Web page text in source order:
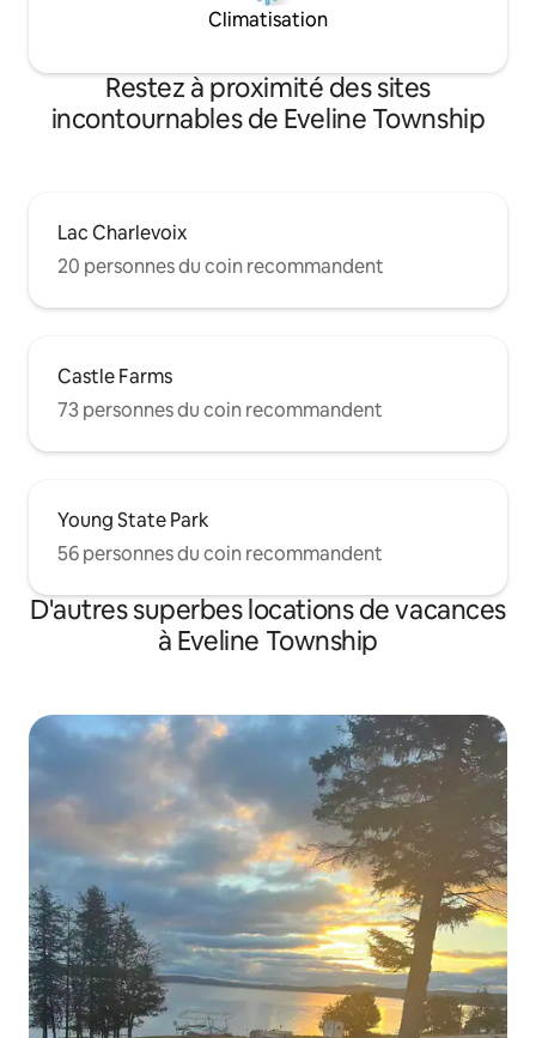
Climatisation
Restez à proximité des sites
incontournables de Eveline Township
Lac Charlevoix
20 personnes du coin recommandent
Castle Farms
73 personnes du coin recommandent
Young State Park
56 personnes du coin recommandent
D'autres superbes locations de vacances
à Eveline Township